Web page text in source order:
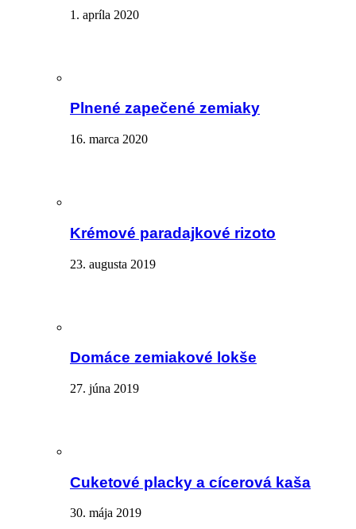
1. apríla 2020
Plnené zapečené zemiaky
16. marca 2020
Krémové paradajkové rizoto
23. augusta 2019
Domáce zemiakové lokše
27. júna 2019
Cuketové placky a cícerová kaša
30. mája 2019